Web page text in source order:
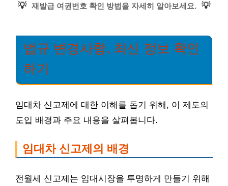
💡 재발급 여권번호 확인 방법을 자세히 알아보세요. 💡
법규 변경사항, 최신 정보 확인
하기
임대차 신고제에 대한 이해를 돕기 위해, 이 제도의
도입 배경과 주요 내용을 살펴봅니다.
임대차 신고제의 배경
전월세 신고제는 임대시장을 투명하게 만들기 위해